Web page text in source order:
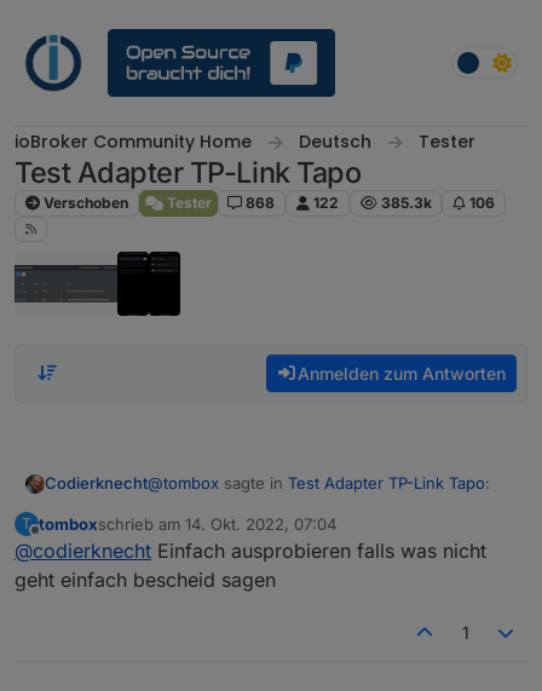
ioBroker Community Home Deutsch Tester
Test Adapter TP-Link Tapo
Verschoben Tester 868 122 385.3k 106
Anmelden zum Antworten
Codierknecht@tombox sagte in Test Adapter TP-Link Tapo:
@codierknechtSollte eigentlich gehen
T
Offline
tomboxschrieb am 14. Okt. 2022, 07:04
zuletzt editiert von
@codierknecht Einfach ausprobieren falls was nicht
geht einfach bescheid sagen
1